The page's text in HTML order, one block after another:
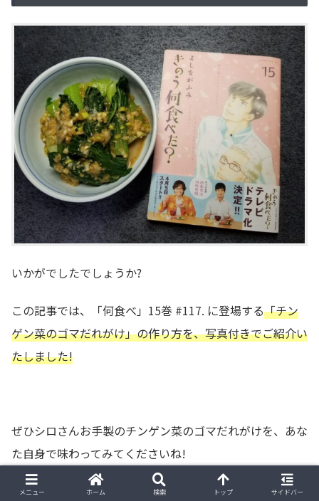
いかがでしたでしょうか?
この記事では、「何食べ」15巻 #117. に登場する「チン
ゲン菜のゴマだれがけ」の作り方を、写真付きでご紹介い
たしました!
ぜひシロさんお手製のチンゲン菜のゴマだれがけを、あな
た自身で味わってみてくださいね!
ここまでお読みいただきありがとうございました。
メニュー ホーム 検索 トップ サイドバー